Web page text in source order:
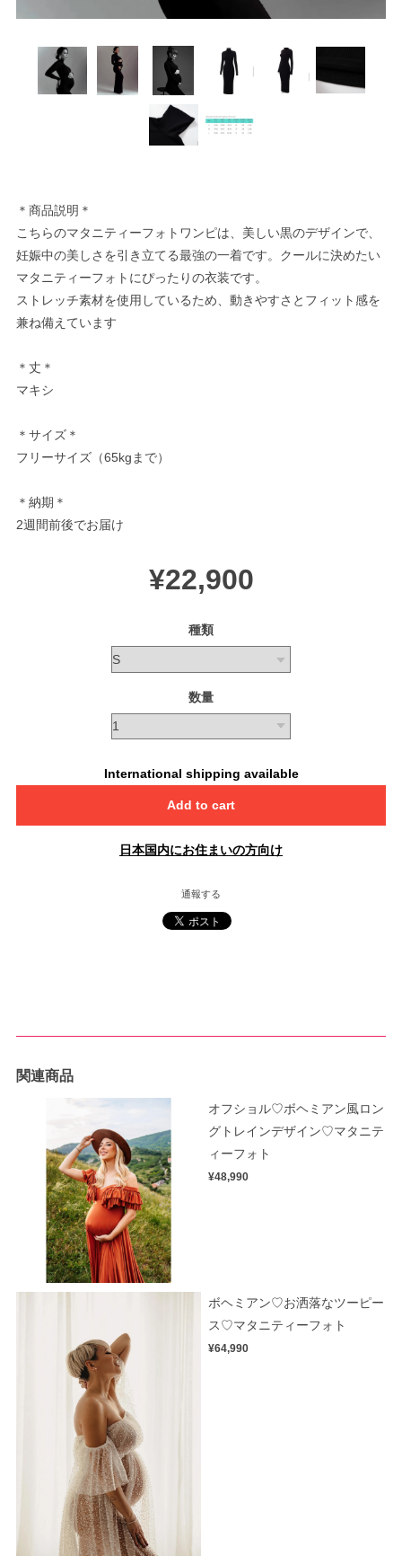
＊商品説明＊
こちらのマタニティーフォトワンピは、美しい黒のデザインで、
妊娠中の美しさを引き立てる最強の一着です。クールに決めたい
マタニティーフォトにぴったりの衣装です。
ストレッチ素材を使用しているため、動きやすさとフィット感を
兼ね備えています
＊丈＊
マキシ
＊サイズ＊
フリーサイズ（65kgまで）
＊納期＊
2週間前後でお届け
¥22,900
種類
数量
International shipping available
Add to cart
日本国内にお住まいの方向け
通報する
関連商品
オフショル♡ボヘミアン風ロン
グトレインデザイン♡マタニテ
ィーフォト
¥48,990
ボヘミアン♡お洒落なツーピー
ス♡マタニティーフォト
¥64,990